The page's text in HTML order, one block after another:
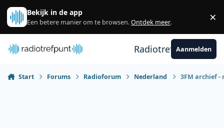
Spring naar bijdragen
Bekijk in de app
Een betere manier om te browsen.Ontdek meer. ×
RadiotrefpuntAanmelden
Start Forums Radioforum Nederland 3FM archief -